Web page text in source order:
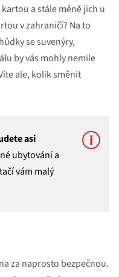
a stále méně jich u
v zahraničí? Na to
se suvenýry,
by vás mohly nemile
ale, kolik směnit
asi
ubytování a
vám malý
za naprosto bezpečnou.